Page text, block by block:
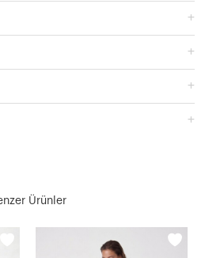
Ürünler